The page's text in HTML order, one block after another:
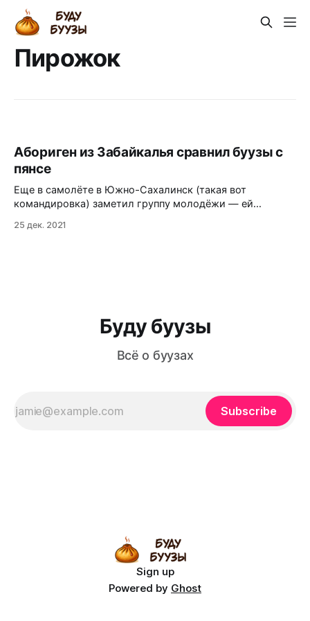
Пирожок
Абориген из Забайкалья сравнил буузы с
пянсе
Еще в самолёте в Южно-Сахалинск (такая вот
командировка) заметил группу молодёжи — ей
летели в столицу островной области играть с
25 дек. 2021
Буду буузы
Всё о буузах
Subscribe
Sign up
Powered by Ghost